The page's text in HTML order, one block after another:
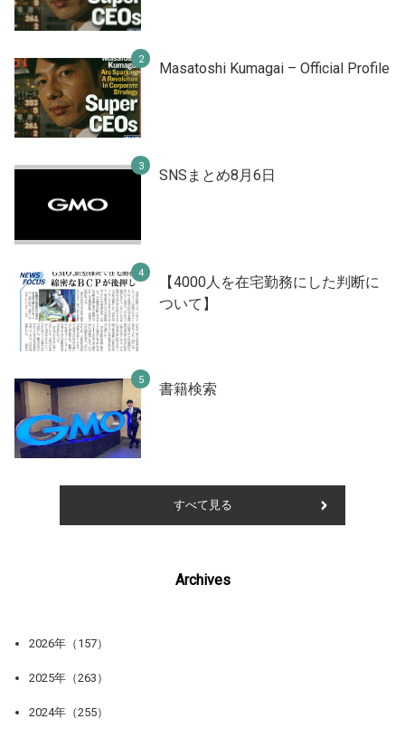
Masatoshi Kumagai – Official Profile
SNSまとめ8月6日
【4000人を在宅勤務にした判断に
ついて】
書籍検索
すべて見る
Archives
2026年（157）
2025年（263）
2024年（255）